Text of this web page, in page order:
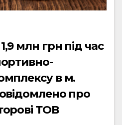
млн грн під час
в м.
про
ТОВ